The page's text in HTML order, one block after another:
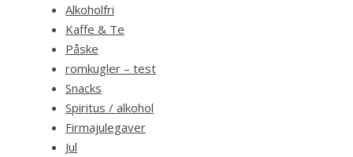
Alkoholfri
Kaffe & Te
Påske
romkugler – test
Snacks
Spiritus / alkohol
Firmajulegaver
Jul